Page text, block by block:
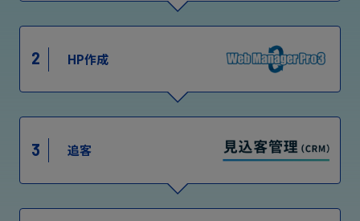
2 HP作成
3 追客